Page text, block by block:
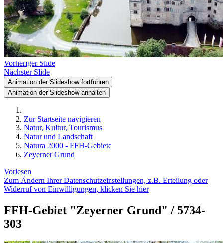
Vorheriger Slide
Nächster Slide
Animation der Slideshow fortführen
Animation der Slideshow anhalten
Zur Startseite navigieren
Natur, Kultur, Tourismus
Natur und Landschaft
Natura 2000 - FFH-Gebiete
Zeyerner Grund
Vorlesen
Zum Ändern Ihrer Datenschutzeinstellungen, z.B. Erteilung oder
Widerruf von Einwilligungen, klicken Sie hier
FFH-Gebiet "Zeyerner Grund" / 5734-
303